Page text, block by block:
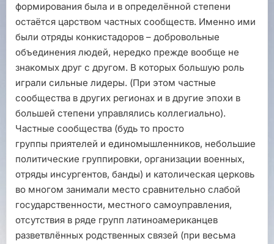
формирования была и в определённой степени
остаётся царством частных сообществ. Именно ими
были отряды конкистадоров – добровольные
объединения людей, нередко прежде вообще не
знакомых друг с другом. В которых большую роль
играли сильные лидеры. (При этом частные
сообщества в других регионах и в другие эпохи в
большей степени управлялись коллегиально).
Частные сообщества (будь то просто
группы приятелей и единомышленников, небольшие
политические группировки, организации военных,
отряды инсургентов, банды) и католическая церковь
во многом занимали место сравнительно слабой
государственности, местного самоуправления,
отсутствия в ряде групп латиноамериканцев
разветвлённых родственных связей (при весьма